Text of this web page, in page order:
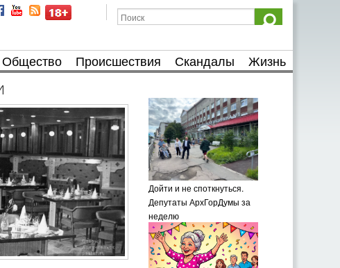
Общество Происшествия Скандалы Жизнь
Дойти и не споткнуться.
Депутаты АрхГорДумы за
неделю